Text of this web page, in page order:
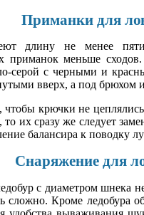
Приманки для
длину не менее
приманок меньше
серой с черными и
вверх, а под брюхом
крючки не
то их сразу же следует
балансира к поводку
Снаряжение для
с диаметром шнека
Кроме ледобура